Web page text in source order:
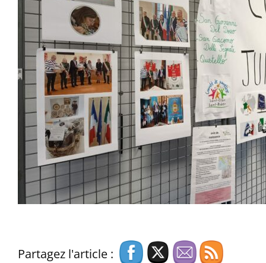
Partagez l'article :